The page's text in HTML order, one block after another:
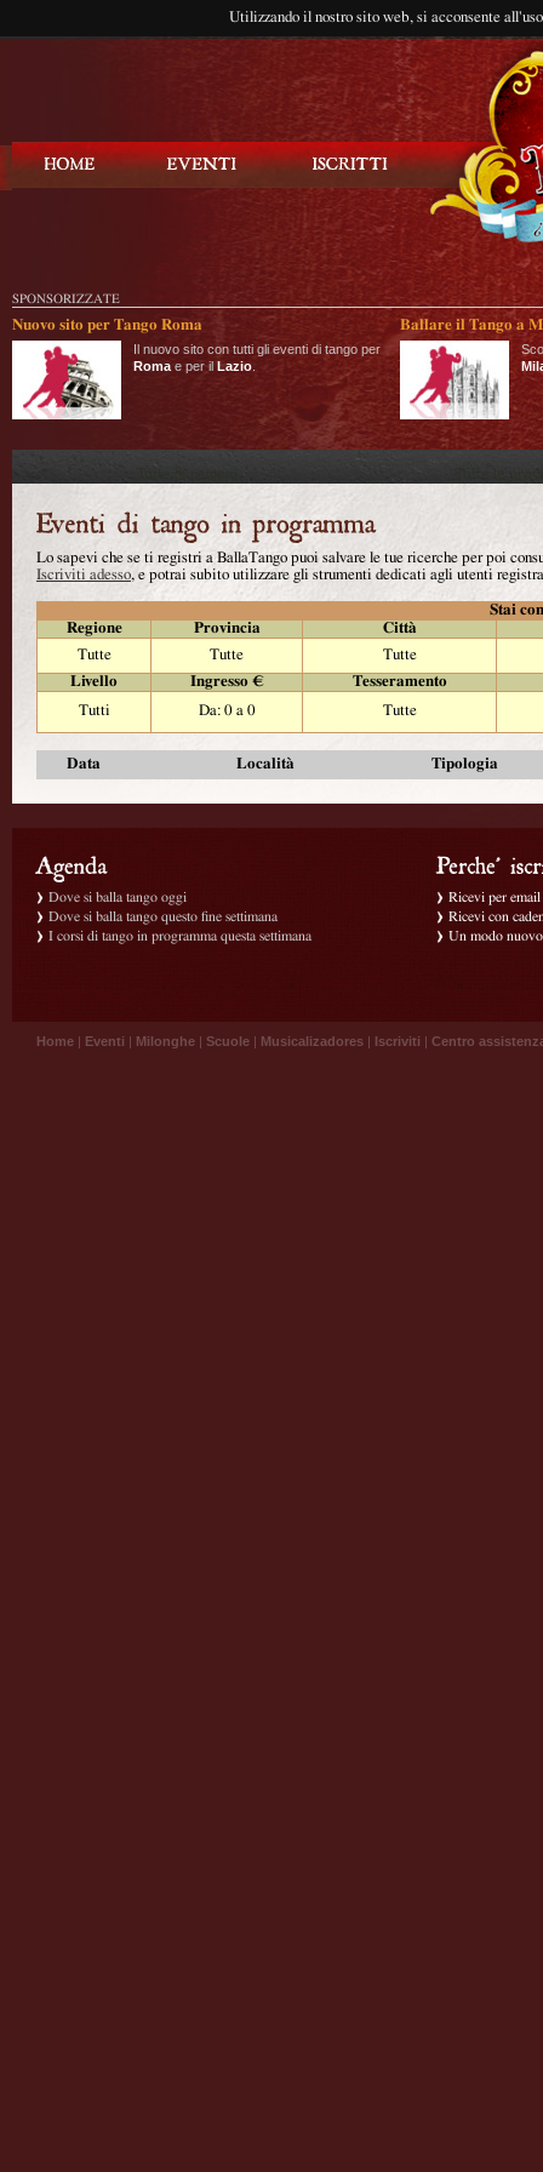
Utilizzando il nostro sito web, si acconsente
SPONSORIZZATE
Nuovo sito per Tango Roma
Il nuovo sito con tutti gli eventi di tango per
Roma e per il Lazio
Ballare il Tango a
Lo sapevi che se ti registri a BallaTango puoi salvare le tue ricerche per poi
Iscriviti adesso, e potrai subito utilizzare gli strumenti dedicati agli utenti
Stai
Regione
Provincia
Città
Tutte
Tutte
Tutte
Livello
Ingresso €
Tesseramento
Tutti
Da: 0 a 0 Tutte
Data Località Tipologia
Dove si balla tango oggi
Dove si balla tango questo fine settimana
I corsi di tango in programma questa settimana
Ricevi per
Ricevi con
Un modo
Home | Eventi | Milonghe | Scuole | Musicalizadores | Iscriviti | Centro